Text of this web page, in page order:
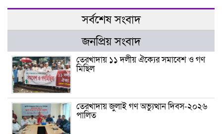
সর্বশেষ সংবাদ
জনপ্রিয় সংবাদ
তেরখাদায় ১১ দলীয় ঐক্যের সমাবেশ ও গণ
মিছিল
তেরখাদায় জুলাই গণ অভ্যুত্থান দিবস-২০২৬
পালিত